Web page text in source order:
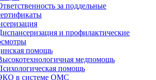
за поддельные
и профилактические
помощь
медпомощь
помощь
в системе ОМС